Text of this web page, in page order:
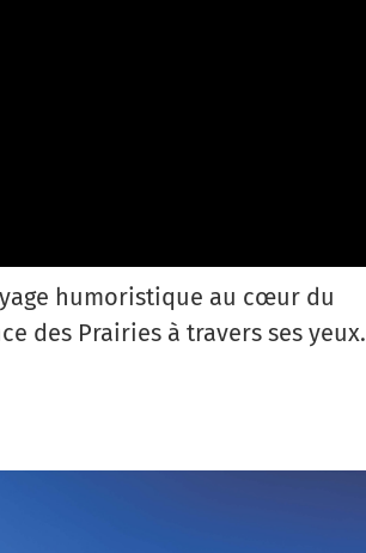
humoristique au cœur du
des Prairies à travers ses yeux.